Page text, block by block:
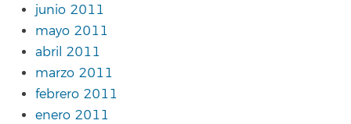
junio 2011
mayo 2011
abril 2011
marzo 2011
febrero 2011
enero 2011